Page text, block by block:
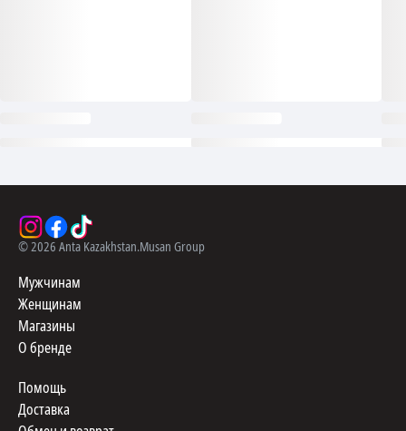
©2026 Anta Kazakhstan.Musan Group
Мужчинам
Женщинам
Магазины
О бренде
Помощь
Доставка